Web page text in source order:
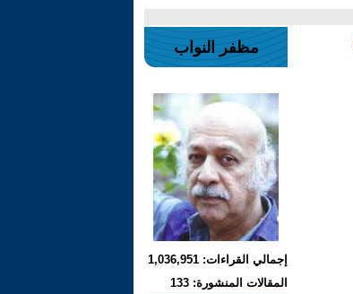
مظفر النواب
إجمالي القراءات: 1,036,951
المقالات المنشورة: 133